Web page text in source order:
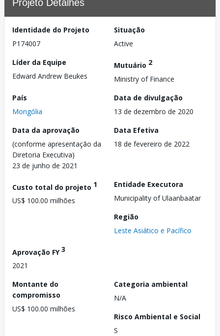
Projeto Detalhes
Identidade do Projeto
P174007
Situação
Active
Líder da Equipe
Edward Andrew Beukes
Mutuário 2
Ministry of Finance
País
Mongólia
Data de divulgação
13 de dezembro de 2020
Data da aprovação
(conforme apresentação da
Diretoria Executiva)
23 de junho de 2021
Data Efetiva
18 de fevereiro de 2022
Custo total do projeto 1
US$ 100.00 milhões
Entidade Executora
Municipality of Ulaanbaatar
Região
Leste Asiático e Pacífico
Aprovação FY3
2021
Montante do
compromisso
US$ 100.00 milhões
Categoria ambiental
N/A
Risco Ambiental e Social
S